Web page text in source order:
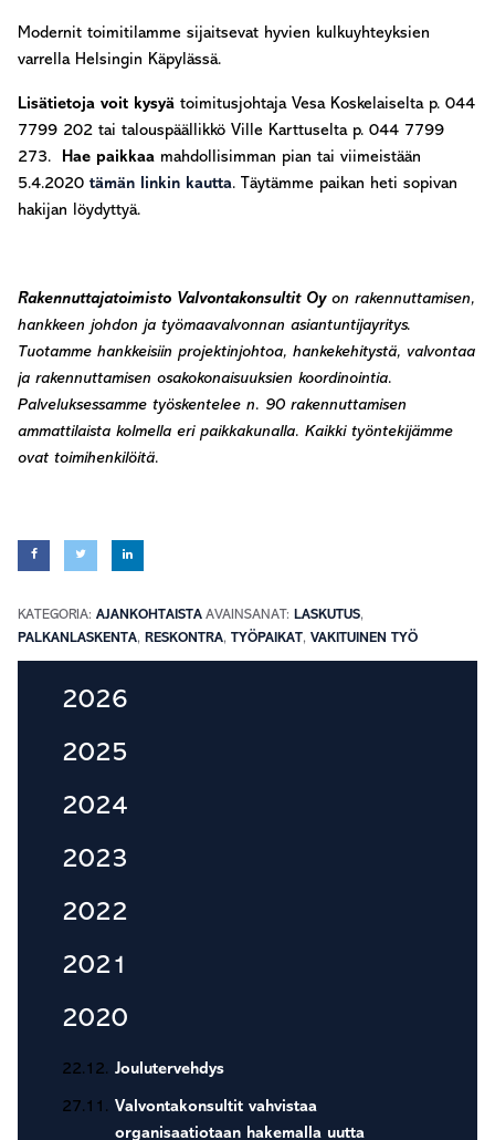
Modernit toimitilamme sijaitsevat hyvien kulkuyhteyksien
varrella Helsingin Käpylässä.
Lisätietoja voit kysyä toimitusjohtaja Vesa Koskelaiselta p. 044
7799 202 tai talouspäällikkö Ville Karttuselta p. 044 7799
273.
Hae paikkaa mahdollisimman pian tai viimeistään
5.4.2020 tämän linkin kautta. Täytämme paikan heti sopivan
hakijan löydyttyä.
Rakennuttajatoimisto Valvontakonsultit Oy on rakennuttamisen,
hankkeen johdon ja työmaavalvonnan asiantuntijayritys.
Tuotamme hankkeisiin projektinjohtoa, hankekehitystä, valvontaa
ja rakennuttamisen osakokonaisuuksien koordinointia.
Palveluksessamme työskentelee n. 90 rakennuttamisen
ammattilaista kolmella eri paikkakunalla. Kaikki työntekijämme
ovat toimihenkilöitä.
KATEGORIA: AJANKOHTAISTA AVAINSANAT: LASKUTUS,
PALKANLASKENTA, RESKONTRA, TYÖPAIKAT, VAKITUINEN TYÖ
Ensisijainen
sivupalkki
2026
2025
2024
2023
2022
2021
2020
22.12. Joulutervehdys
27.11. Valvontakonsultit vahvistaa
organisaatiotaan hakemalla uutta